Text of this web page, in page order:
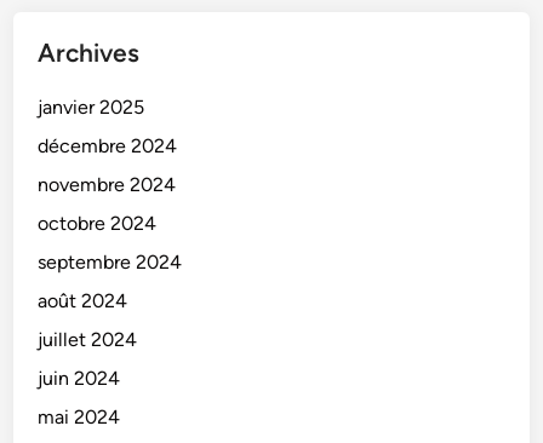
Archives
janvier 2025
décembre 2024
novembre 2024
octobre 2024
septembre 2024
août 2024
juillet 2024
juin 2024
mai 2024